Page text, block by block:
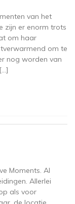
van het
zijn er enorm trots
om haar
om te
nog worden van
Moments. Al
Allerlei
als voor